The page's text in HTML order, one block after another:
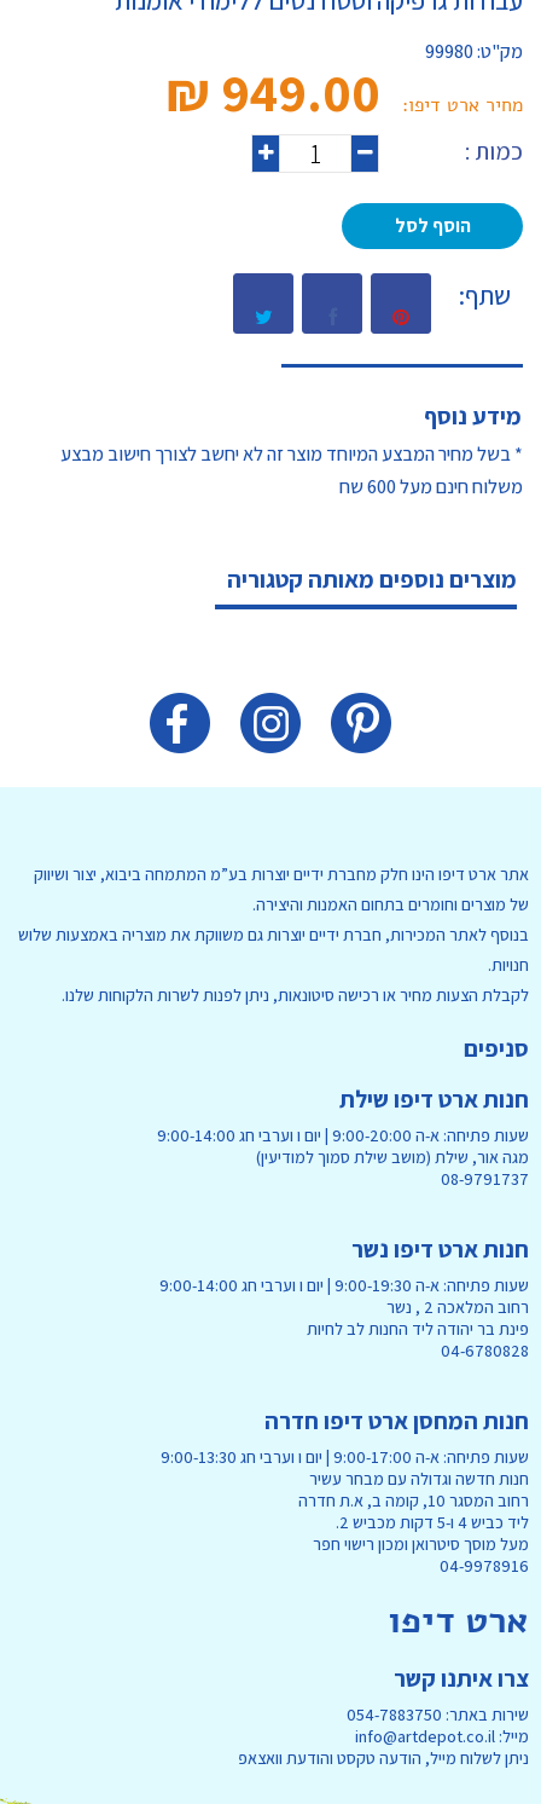
מק"ט:99980
מחיר ארט דיפו: 949.00 ₪‎
כמות :
הוסף לסל
שתף:
מידע נוסף
* בשל מחיר המבצע המיוחד מוצר זה לא יחשב לצורך חישוב מבצע
משלוח חינם מעל 600 שח
מוצרים נוספים מאותה קטגוריה
אתר ארט דיפו הינו חלק מחברת ידיים יוצרות בע”מ המתמחה ביבוא, יצור ושיווק
של מוצרים וחומרים בתחום האמנות והיצירה.
בנוסף לאתר המכירות, חברת ידיים יוצרות גם משווקת את מוצריה באמצעות שלוש
חנויות.
לקבלת הצעות מחיר או רכישה סיטונאות, ניתן לפנות לשרות הלקוחות שלנו.
סניפים
חנות ארט דיפו שילת
שעות פתיחה: א-ה 9:00-20:00 | יום ו וערבי חג 9:00-14:00
מגה אור, שילת (מושב שילת סמוך למודיעין)
08-9791737
חנות ארט דיפו נשר
שעות פתיחה: א-ה 9:00-19:30 | יום ו וערבי חג 9:00-14:00
רחוב המלאכה 2 , נשר
פינת בר יהודה ליד החנות לב לחיות
04-6780828
חנות המחסן ארט דיפו חדרה
שעות פתיחה: א-ה 9:00-17:00 | יום ו וערבי חג 9:00-13:30
חנות חדשה וגדולה עם מבחר עשיר
רחוב המסגר 10, קומה ב, א.ת חדרה
ליד כביש 4 ו-5 דקות מכביש 2.
מעל מוסך סיטרואן ומכון רישוי חפר
04-9978916
ארט דיפו
צרו איתנו קשר
שירות באתר: 054-7883750
מייל: info@artdepot.co.il
ניתן לשלוח מייל, הודעה טקסט והודעת וואצאפ